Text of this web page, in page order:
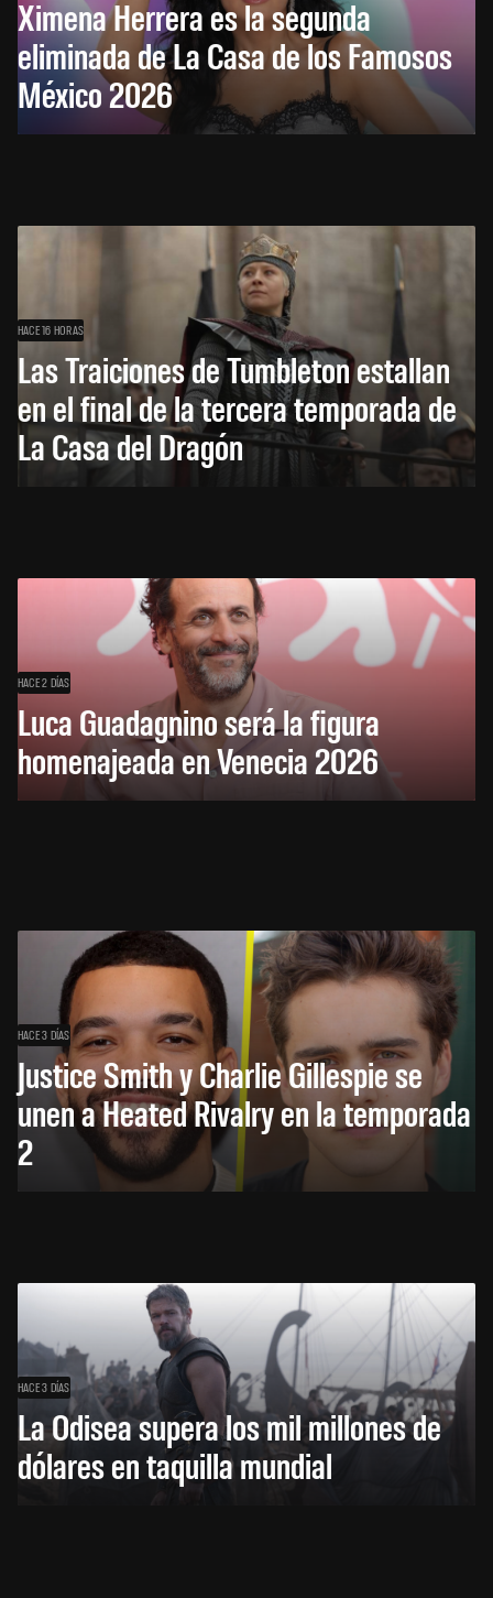
Ximena Herrera es la segunda
eliminada de La Casa de los Famosos
México 2026
HACE 16 HORAS
Las Traiciones de Tumbleton estallan
en el final de la tercera temporada de
La Casa del Dragón
HACE 2 DÍAS
Luca Guadagnino será la figura
homenajeada en Venecia 2026
HACE 3 DÍAS
Justice Smith y Charlie Gillespie se
unen a Heated Rivalry en la temporada
2
HACE 3 DÍAS
La Odisea supera los mil millones de
dólares en taquilla mundial